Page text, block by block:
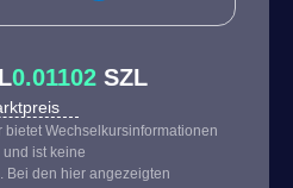
0.01102 SZL
bietet Wechselkursinformationen
ist keine
Bei den hier angezeigten